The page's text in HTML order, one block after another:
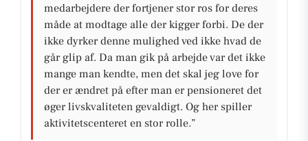
medarbejdere der fortjener stor ros for deres
måde at modtage alle der kigger forbi. De der
ikke dyrker denne mulighed ved ikke hvad de
går glip af. Da man gik på arbejde var det ikke
mange man kendte, men det skal jeg love for
der er ændret på efter man er pensioneret det
øger livskvaliteten gevaldigt. Og her spiller
aktivitetscenteret en stor rolle.”